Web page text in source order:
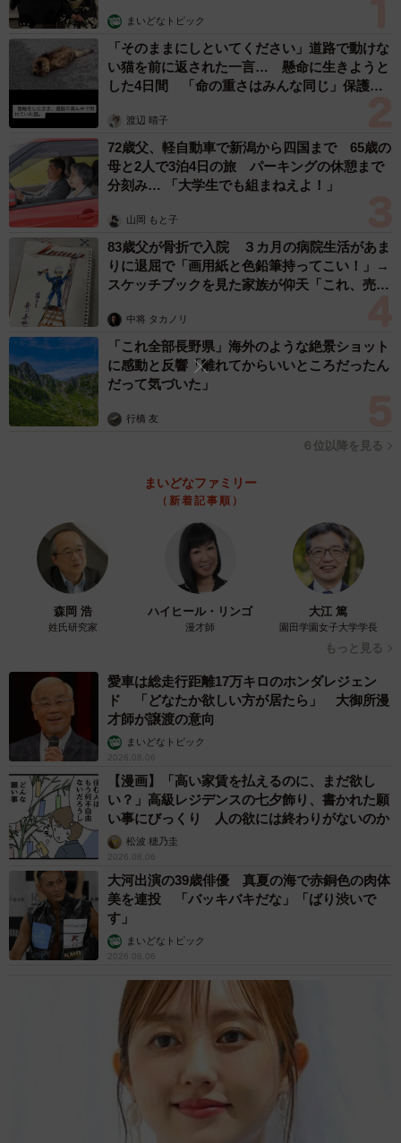
5位は「サロン運営」「クリーニング店」「銭湯」などを主
な事業とする「洗濯・理容・美容・浴場業」で、106社に1
社が倒産する危険性があるといいます。
エステサロンの金銭トラブルはネット上の書き込みからニ
ュースに取り上げられることも多く、口コミの内容によっ
ては顧客が離れていき事業に多大な影響を及ぼすことか
ら、今後も注視が必要といいます。
◇ ◇
以下、6位「広告業（総合広告業、広告代理業など）」
（117社に1社が倒産する危険性あり）、7位「繊維工業
る危険性あり）、8位「繊維・衣服等卸売業（繊維や染材な
ど原料の輸入、既成服の卸売業など）」（126社に1社が倒
産する危険性あり）、9位「医療業（病院、診療所、訪問看
機械リース業、レンタカー業、レンタルビデオ業、貸衣裳
業など）」（138社に1社が倒産する危険性あり）という結
果になっていたそうです。
◇ ◇
調査を実施した同社は「先行き不透明な状況によって多く
の企業は財務基盤が以前よりぜい弱となっているため、取
引先倒産によって引き起こされる代金未回収が資金繰りに
与える影響は大きくなっています。これらの経営リスクを
回避するべく、企業には取引先の業種動向や倒産リスクを
常に把握することが求められます」と述べています。
まいどなトピック
「そのままにしといてください」道路で動けな
い猫を前に返された一言… 懸命に生きようと
した4日間 「命の重さはみんな同じ」保護団
渡辺 晴子
72歳父、軽自動車で新潟から四国まで 65歳の
母と2人で3泊4日の旅 パーキングの休憩まで
分刻み… 「大学生でも組まねえよ！」
山岡 もと子
83歳父が骨折で入院 ３カ月の病院生活があま
りに退屈で「画用紙と色鉛筆持ってこい！」→
スケッチブックを見た家族が仰天「これ、売れ
中将 タカノリ
「これ全部長野県」海外のような絶景ショット
に感動と反響「離れてからいいところだったん
だって気づいた」
行橋 友
６位以降を見る
まいどなファミリー
（新着記事順）
森岡 浩
姓氏研究家
ハイヒール・リンゴ
漫才師
大江 篤
園田学園女子大学学長
もっと見る
愛車は総走行距離17万キロのホンダレジェン
ド 「どなたか欲しい方が居たら」 大御所漫
才師が譲渡の意向
まいどなトピック
2026.08.06
【漫画】「高い家賃を払えるのに、まだ欲し
い？」高級レジデンスの七夕飾り、書かれた願
い事にびっくり 人の欲には終わりがないのか
松波 穂乃圭
2026.08.06
大河出演の39歳俳優 真夏の海で赤銅色の肉体
美を連投 「バッキバキだな」「ばり渋いで
す」
まいどなトピック
2026.08.06